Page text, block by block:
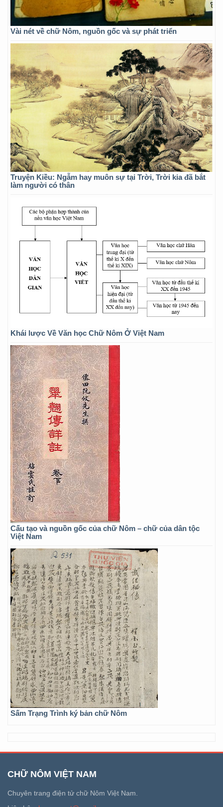
Vài nét về chữ Nôm, nguồn gốc và sự phát triển
Truyện Kiều: Ngẫm hay muôn sự tại Trời, Trời kia đã bắt
làm người có thân
Khái lược Về Văn học Chữ Nôm Ở Việt Nam
Cấu tạo và nguồn gốc của chữ Nôm – chữ của dân tộc
Việt Nam
Sấm Trạng Trình ký bản chữ Nôm
CHỮ NÔM VIỆT NAM
Chuyên trang điện tử chữ Nôm Việt Nam.